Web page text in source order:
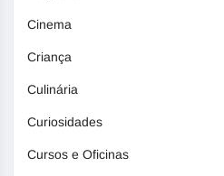
Cinema
Criança
Culinária
Curiosidades
Cursos e Oficinas